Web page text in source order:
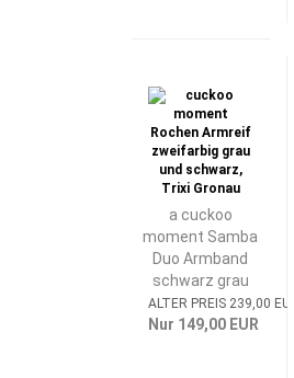
a cuckoo
moment Samba
Duo Armband
schwarz grau
ALTER PREIS 239,00 EUR
Nur 149,00 EUR